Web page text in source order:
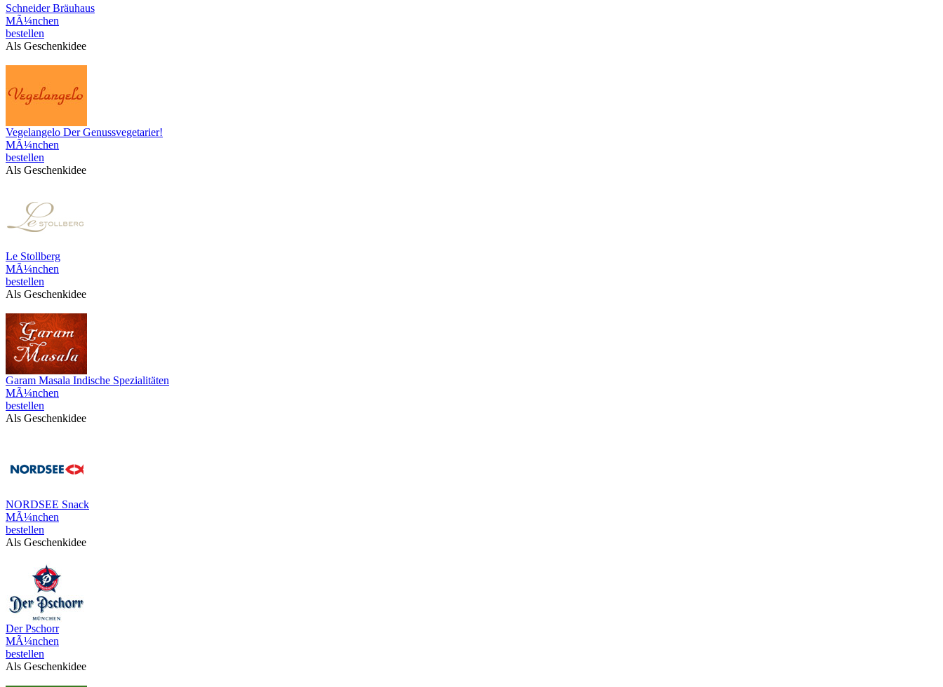
Schneider Bräuhaus
MÃ¼nchen
bestellen
Als Geschenkidee
Vegelangelo Der Genussvegetarier!
MÃ¼nchen
bestellen
Als Geschenkidee
Le Stollberg
MÃ¼nchen
bestellen
Als Geschenkidee
Garam Masala Indische Spezialitäten
MÃ¼nchen
bestellen
Als Geschenkidee
NORDSEE Snack
MÃ¼nchen
bestellen
Als Geschenkidee
Der Pschorr
MÃ¼nchen
bestellen
Als Geschenkidee